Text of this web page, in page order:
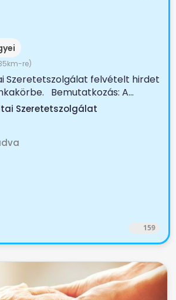
re)
Szeretetszolgálat felvételt hirdet
Bemutatkozás: A...
Szeretetszolgálat
159